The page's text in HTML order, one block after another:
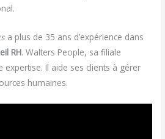
a plus de 35 ans d’expérience dans
RH. Walters People, sa filiale
Il aide ses clients à gérer
humaines.